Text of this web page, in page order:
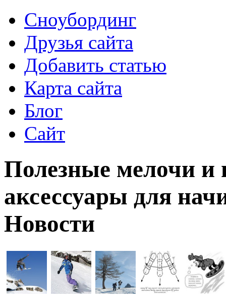
Сноубординг
Друзья сайта
Добавить статью
Карта сайта
Блог
Сайт
Полезные мелочи и
аксессуары для
Новости